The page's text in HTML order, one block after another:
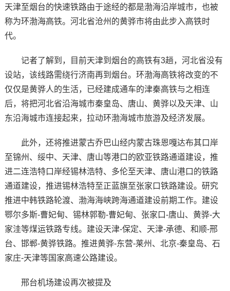
天津至烟台的快速铁路由于途经的都是渤海沿岸城市，也被
称为环渤海高铁。河北省沧州的黄骅市将由此步入高铁时
代。
记者了解到，目前天津到烟台的高铁有3趟，河北省没有
设站，该线路需绕行济南再到烟台。环渤海高铁将改变的不
仅仅是黄骅人的生活，已经建成通车的津秦高铁与之相连
后，将把河北省沿海城市秦皇岛、唐山、黄骅以及天津、山
东沿海城市连接起来，拉动环渤海城市旅游及经济发展。
此外，还将推进蒙古乔巴山经内蒙古珠恩嘎达布其口岸
至锦州、绥中、天津、唐山等港口的欧亚铁路通道建设，推
进二连浩特口岸经锡林浩特、多伦至天津、唐山港口的铁路
通道建设，推进锡林浩特至正蓝旗至张家口铁路建设。研究
推进中韩铁路轮渡、渤海海峡跨海通道建设前期工作。建设
鄂尔多斯-曹妃甸、锡林郭勒-曹妃甸、张家口-唐山、黄骅-大
家洼等煤运铁路专线。建设天津-保定、天津-承德、和顺-邢
台、邯郸-黄骅铁路。推进黄骅-东营-莱州、北京-秦皇岛、石
家庄-天津等国家高速公路建设。
邢台机场建设再次被提及